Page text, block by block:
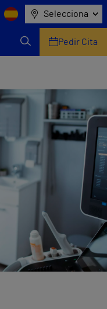
Selecciona
Pedir Cita